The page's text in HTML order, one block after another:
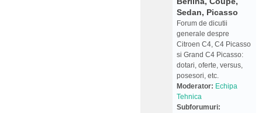
Sedan, Picasso
Forum de dicutii
generale despre
Citroen C4, C4 Picasso
si Grand C4 Picasso:
dotari, oferte, versus,
posesori, etc.
Moderator: Echipa
Tehnica
Subforumuri: